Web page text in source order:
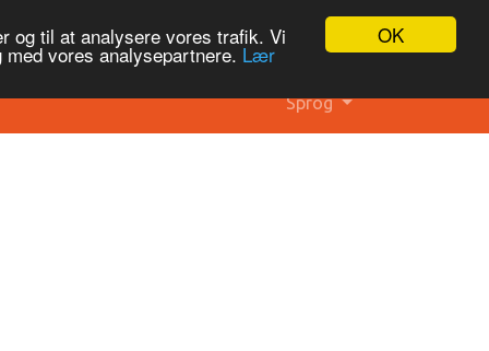
OK
og til at analysere vores trafik. Vi
vores analysepartnere. Lær
Sprog